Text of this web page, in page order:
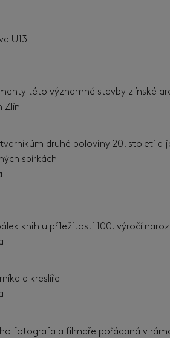
U13
této významné stavby
Zlín
druhé poloviny 20. století a
sbírkách
knih u příležitosti 100. výročí
a kreslíře
fotografa a filmaře pořádaná v